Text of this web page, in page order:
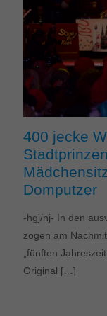
400 jecke
Domputzer
-hgj/nj- In den
zogen am
„fünften
Original […]